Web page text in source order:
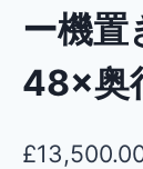
ー機置
48×奥
£